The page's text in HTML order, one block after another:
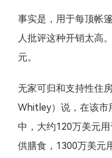
事实是，用于每顶帐
人批评这种开销太高
元。
无家可归和支持性住
Whitley）说，在该市
中，大约120万美元
供膳食，1300万美元